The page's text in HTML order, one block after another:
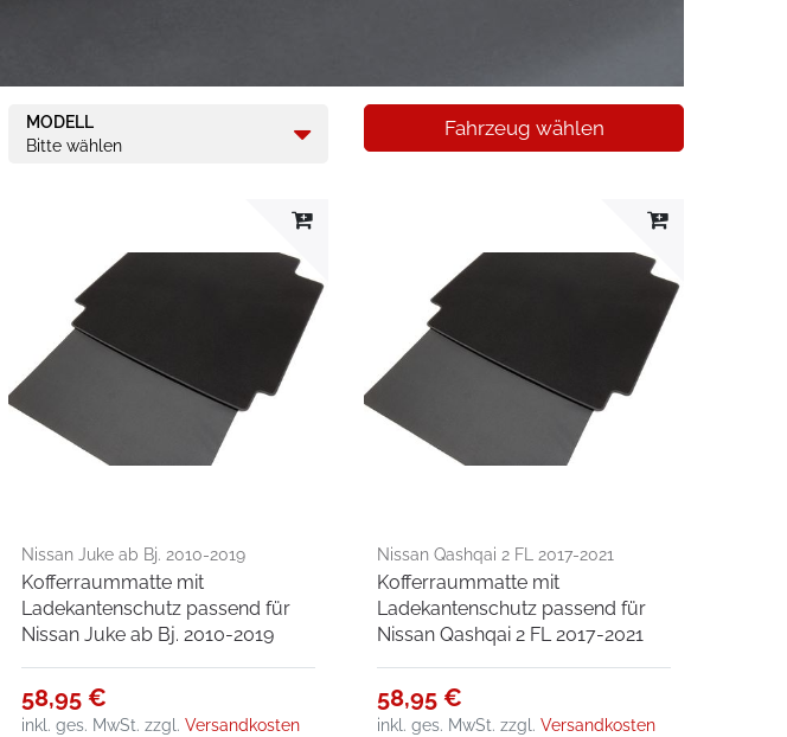
MODELL
Bitte wählen
Fahrzeug wählen
Nissan Juke ab Bj. 2010-2019
Kofferraummatte mit
Ladekantenschutz passend für
Nissan Juke ab Bj. 2010-2019
58,95 €
inkl. ges. MwSt. zzgl.Versandkosten
Nissan Qashqai 2 FL 2017-2021
Kofferraummatte mit
Ladekantenschutz passend für
Nissan Qashqai 2 FL 2017-2021
58,95 €
inkl. ges. MwSt. zzgl.Versandkosten